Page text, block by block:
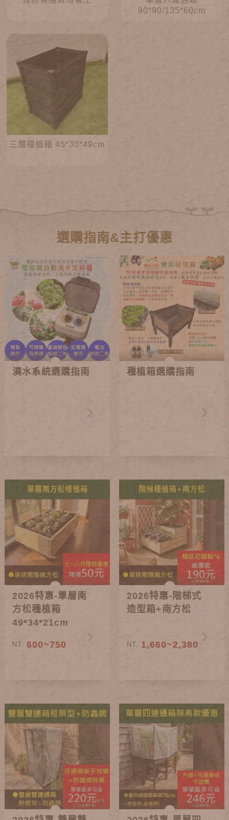
90*90/135*60cm
三層種植箱 45*30*49cm
選購指南&主打優惠
澆水系統選購指南 種植箱選購指南
2026特惠-單層南
方松種植箱
49*34*21cm
NT. 600~750
2026特惠-階梯式
造型箱+南方松
NT. 1,660~2,380